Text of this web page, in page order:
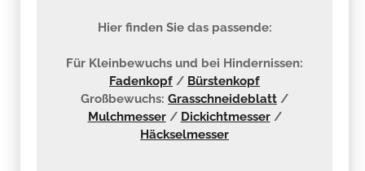
Hier finden Sie das passende:
Für Kleinbewuchs und bei Hindernissen:
Fadenkopf / Bürstenkopf
Großbewuchs: Grasschneideblatt /
Mulchmesser/ Dickichtmesser/
Häckselmesser